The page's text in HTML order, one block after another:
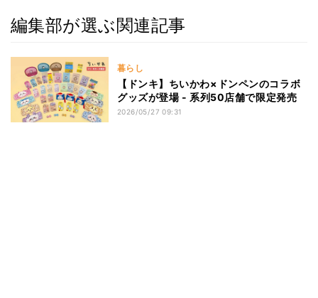
編集部が選ぶ関連記事
暮らし
【ドンキ】ちいかわ×ドンペンのコラボ
グッズが登場 - 系列50店舗で限定発売
2026/05/27 09:31